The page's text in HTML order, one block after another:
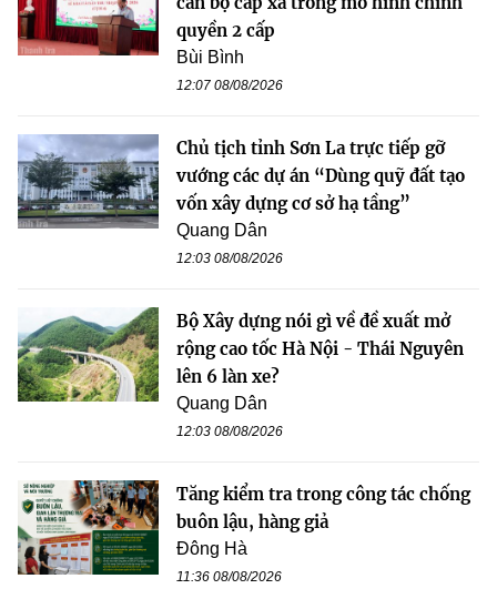
quyền 2 cấp
Bùi Bình
12:07 08/08/2026
Chủ tịch tỉnh Sơn La trực tiếp gỡ
vướng các dự án “Dùng quỹ đất tạo
vốn xây dựng cơ sở hạ tầng”
Quang Dân
12:03 08/08/2026
Bộ Xây dựng nói gì về đề xuất mở
rộng cao tốc Hà Nội - Thái Nguyên
lên 6 làn xe?
Quang Dân
12:03 08/08/2026
Tăng kiểm tra trong công tác chống
buôn lậu, hàng giả
Đông Hà
11:36 08/08/2026